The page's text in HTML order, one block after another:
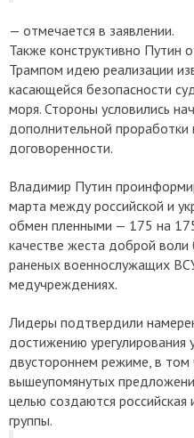
— отмечается в заявлении.
Также конструктивно Путин
Трампом идею реализации
касающейся безопасности
моря. Стороны условились
дополнительной
договоренности.
Владимир Путин
марта между российской и
обмен пленными — 175 на
качестве жеста доброй
раненых военнослужащих
медучреждениях.
Лидеры подтвердили
достижению урегулирования
двустороннем режиме, в том
вышеупомянутых
целью создаются российская
группы.